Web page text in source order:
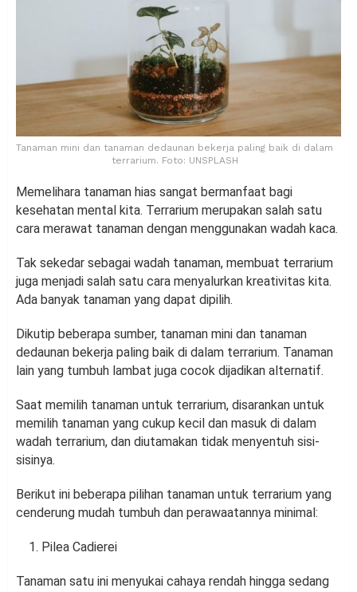
Tanaman mini dan tanaman dedaunan bekerja paling baik di dalam
terrarium. Foto: UNSPLASH
Memelihara tanaman hias sangat bermanfaat bagi
kesehatan mental kita. Terrarium merupakan salah satu
cara merawat tanaman dengan menggunakan wadah kaca.
Tak sekedar sebagai wadah tanaman, membuat terrarium
juga menjadi salah satu cara menyalurkan kreativitas kita.
Ada banyak tanaman yang dapat dipilih.
Dikutip beberapa sumber, tanaman mini dan tanaman
dedaunan bekerja paling baik di dalam terrarium. Tanaman
lain yang tumbuh lambat juga cocok dijadikan alternatif.
Saat memilih tanaman untuk terrarium, disarankan untuk
memilih tanaman yang cukup kecil dan masuk di dalam
wadah terrarium, dan diutamakan tidak menyentuh sisi-
sisinya.
Berikut ini beberapa pilihan tanaman untuk terrarium yang
cenderung mudah tumbuh dan perawaatannya minimal:
Pilea Cadierei
Tanaman satu ini menyukai cahaya rendah hingga sedang